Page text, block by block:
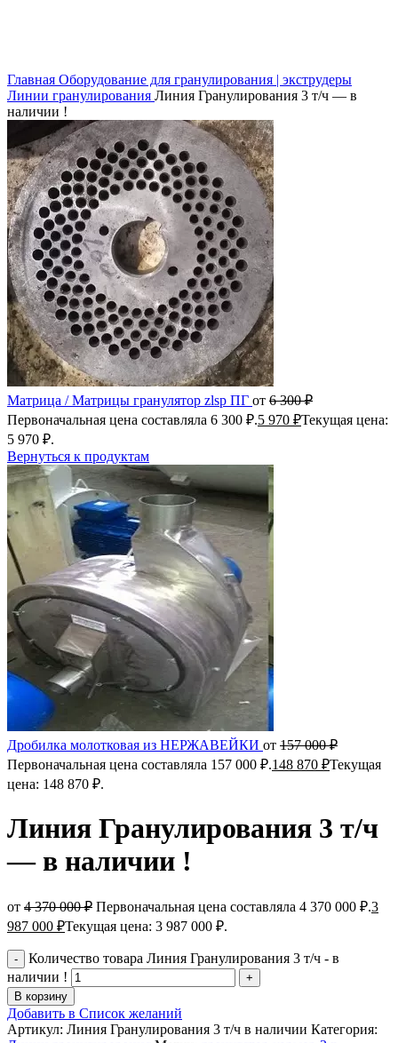
Главная Оборудование для гранулирования | экструдеры
Линии гранулирования Линия Гранулирования 3 т/ч — в
наличии !
Матрица / Матрицы гранулятор zlsp ПГ от 6 300₽
Первоначальная цена составляла 6 300 ₽.5 970 ₽Текущая цена:
5 970 ₽.
Вернуться к продуктам
Дробилка молотковая из НЕРЖАВЕЙКИ от 157 000₽
Первоначальная цена составляла 157 000 ₽.148 870 ₽Текущая
цена: 148 870 ₽.
Линия Гранулирования 3 т/ч
— в наличии !
от 4 370 000₽ Первоначальная цена составляла 4 370 000 ₽.3
987 000 ₽Текущая цена: 3 987 000 ₽.
Количество товара Линия Гранулирования 3 т/ч - в
наличии !
В корзину
Добавить в Список желаний
Артикул: Линия Гранулирования 3 т/ч в наличии Категория: